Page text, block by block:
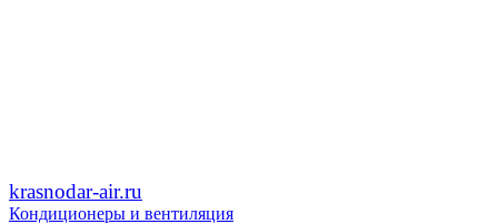
krasnodar-air.ru
Кондиционеры и вентиляция